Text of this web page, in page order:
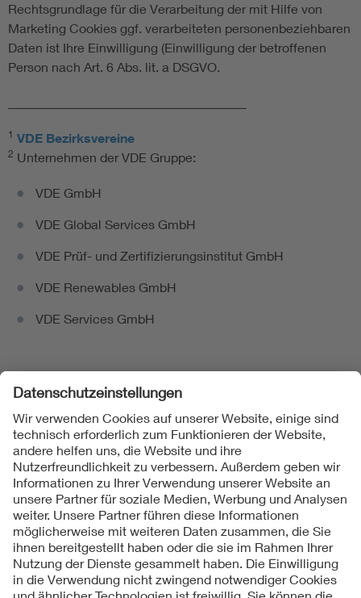
Rechtsgrundlage für die Verarbeitung der mit Hilfe von
Marketing Cookies ggf. verarbeiteten personenbeziehbaren
Daten ist Ihre Einwilligung (Einwilligung der betroffenen
Person nach Art. 6 Abs. lit. a DSGVO.
1 VDE Bezirksvereine
2 Unternehmen der VDE Gruppe:
VDE GmbH
VDE Global Services GmbH
VDE Prüf- und Zertifizierungsinstitut GmbH
VDE Renewables GmbH
VDE Services GmbH
Folgen Sie uns
Kontakte